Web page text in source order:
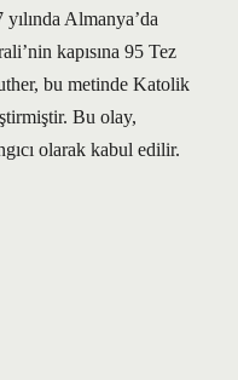
Almanya’da
kapısına 95 Tez
bu metinde Katolik
Bu olay,
olarak kabul edilir.